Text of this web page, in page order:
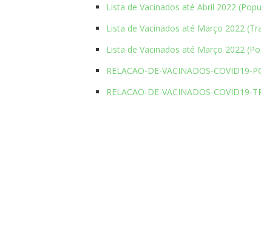
Lista de Vacinados até Abril 2022
Lista de Vacinados até Março 2022
Lista de Vacinados até Março 2022
RELACAO-DE-VACINADOS-COVID19-
RELACAO-DE-VACINADOS-COVID19-